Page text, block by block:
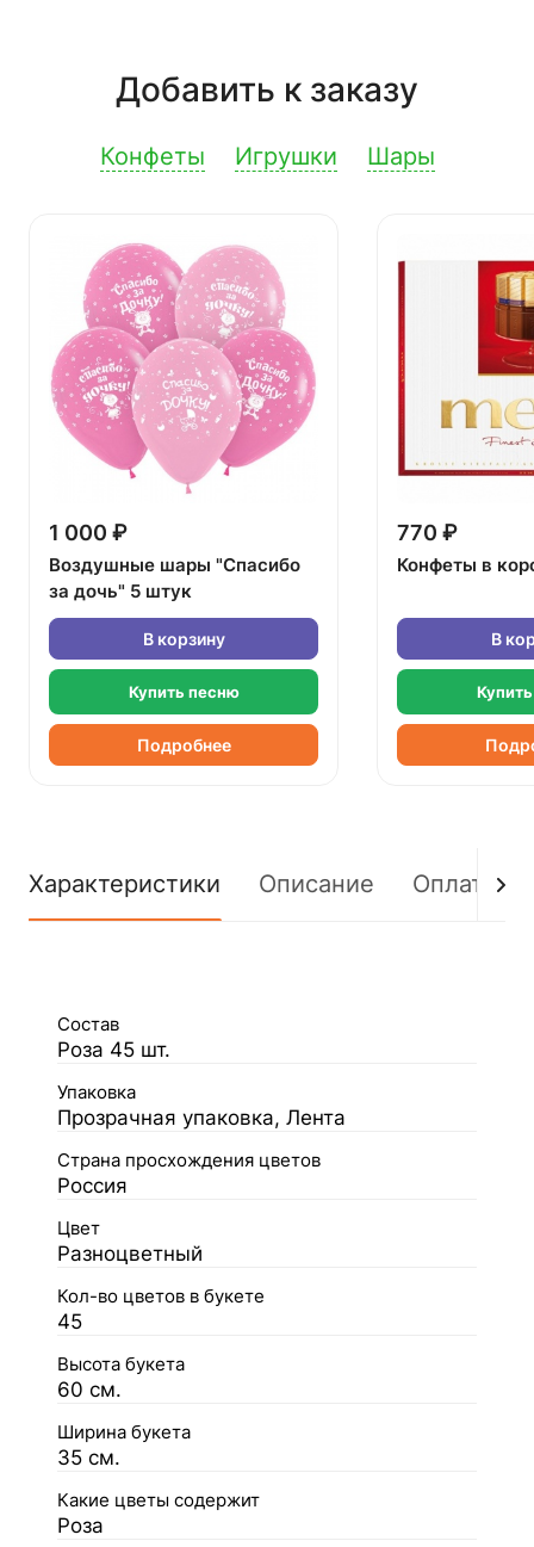
Добавить к заказу
Конфеты Игрушки Шары
1 000 ₽
Воздушные шары "Спасибо
за дочь" 5 штук
В корзину
Купить песню
Подробнее
770 ₽
Конфеты в
В
Характеристики Описание Оплата
Состав
Роза 45 шт.
Упаковка
Прозрачная упаковка, Лента
Страна просхождения цветов
Россия
Цвет
Разноцветный
Кол-во цветов в букете
45
Высота букета
60 см.
Ширина букета
35 см.
Какие цветы содержит
Роза